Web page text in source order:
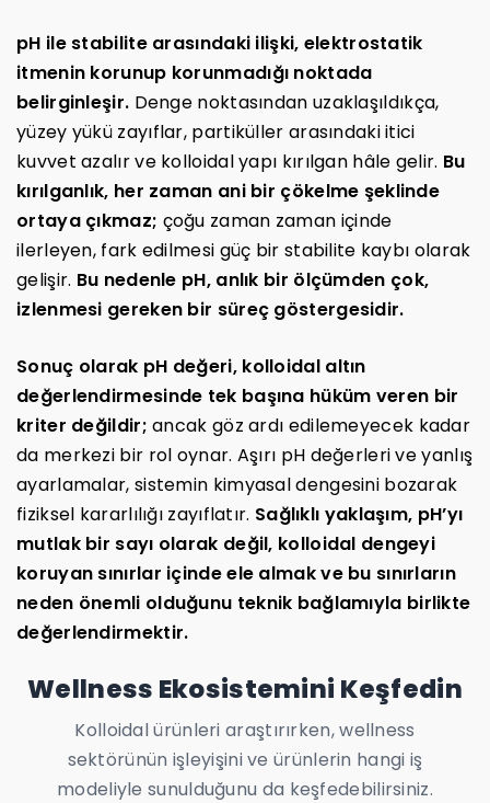
pH ile stabilite arasındaki ilişki, elektrostatik
itmenin korunup korunmadığı noktada
belirginleşir. Denge noktasından uzaklaşıldıkça,
yüzey yükü zayıflar, partiküller arasındaki itici
kuvvet azalır ve kolloidal yapı kırılgan hâle gelir. Bu
kırılganlık, her zaman ani bir çökelme şeklinde
ortaya çıkmaz; çoğu zaman zaman içinde
ilerleyen, fark edilmesi güç bir stabilite kaybı olarak
gelişir. Bu nedenle pH, anlık bir ölçümden çok,
izlenmesi gereken bir süreç göstergesidir.
Sonuç olarak pH değeri, kolloidal altın
değerlendirmesinde tek başına hüküm veren bir
kriter değildir; ancak göz ardı edilemeyecek kadar
da merkezi bir rol oynar. Aşırı pH değerleri ve yanlış
ayarlamalar, sistemin kimyasal dengesini bozarak
fiziksel kararlılığı zayıflatır. Sağlıklı yaklaşım, pH’yı
mutlak bir sayı olarak değil, kolloidal dengeyi
koruyan sınırlar içinde ele almak ve bu sınırların
neden önemli olduğunu teknik bağlamıyla birlikte
değerlendirmektir.
Wellness Ekosistemini Keşfedin
Kolloidal ürünleri araştırırken, wellness
sektörünün işleyişini ve ürünlerin hangi iş
modeliyle sunulduğunu da keşfedebilirsiniz.